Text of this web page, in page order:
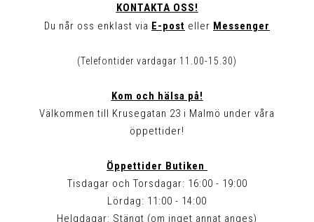
KONTAKTA OSS!
Du når oss enklast via E-post eller Messenger
(Telefontider vardagar 11.00-15.30)
Kom och hälsa på!
Välkommen till Krusegatan 23 i Malmö under våra
öppettider!
Öppettider Butiken
Tisdagar och Torsdagar: 16:00 - 19:00
Lördag: 11:00 - 14:00
Helgdagar: Stängt (om inget annat anges)